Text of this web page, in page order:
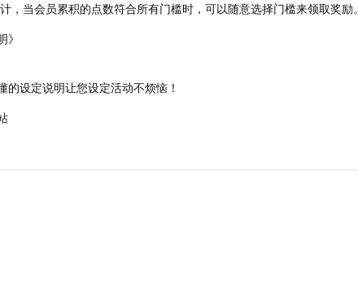
，当会员累积的点数符合所有门槛时，可以随意选择门槛来领取奖励。
设定说明让您设定活动不烦恼！